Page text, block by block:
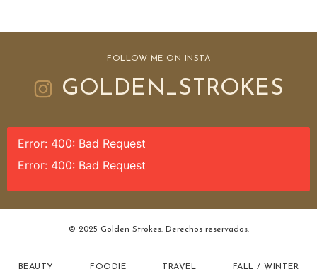
FOLLOW ME ON INSTA
GOLDEN_STROKES
Error: 400: Bad Request
Error: 400: Bad Request
© 2025 Golden Strokes. Derechos reservados.
BEAUTY FOODIE TRAVEL FALL / WINTER